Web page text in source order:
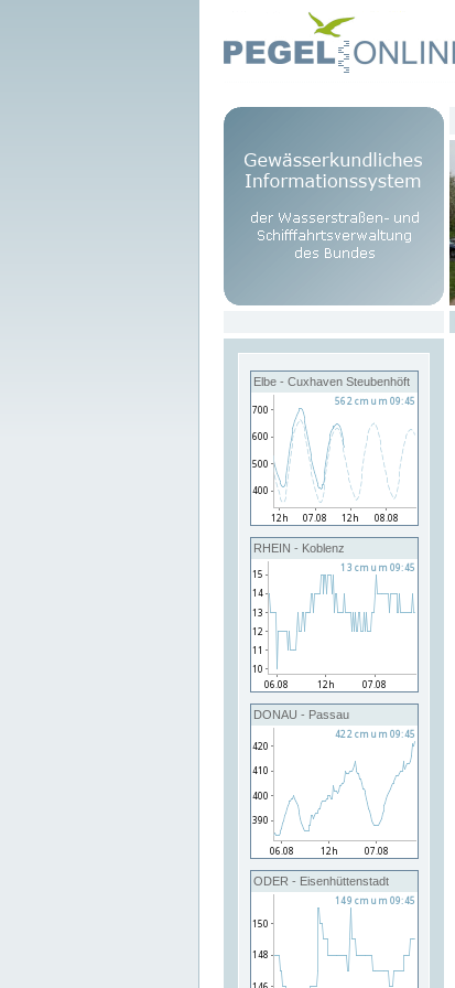
Elbe - Cuxhaven Steubenhöft
RHEIN - Koblenz
DONAU - Passau
ODER - Eisenhüttenstadt